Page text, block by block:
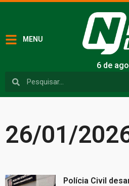
MENU
6 de
26/01/
Polícia Civil